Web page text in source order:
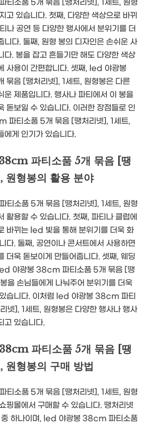
소품 5개 묶음 [땡처리넷], 1세트, 원형
고 있습니다. 첫째, 다양한 색상으로 바뀌
나 공연 등 다양한 행사에서 분위기를 더
니다. 둘째, 원형 봉의 디자인은 손쉬운 사
다. 봉을 잡고 흔들기만 해도 다양한 색상
사용이 간편합니다. 셋째, led 야광봉
음 [땡처리넷], 1세트, 원형봉은 다른
운 제품입니다. 행사나 파티에서 이 봉을
돋보일 수 있습니다. 이러한 장점들로 인
파티소품 5개 묶음 [땡처리넷], 1세트,
에게 인기가 있습니다.
파티소품 5개 묶음 [땡
원형봉의 활용 분야
소품 5개 묶음 [땡처리넷], 1세트, 원형
활용할 수 있습니다. 첫째, 파티나 클럽에
바뀌는 led 빛을 통해 분위기를 더욱 화
다. 둘째, 공연이나 콘서트에서 사용하면
더욱 돋보이게 만들어줍니다. 셋째, 웨딩
야광봉 38cm 파티소품 5개 묶음 [땡
을 손님들에게 나눠주어 분위기를 더욱
습니다. 이처럼 led 야광봉 38cm 파티
넷], 1세트, 원형봉은 다양한 행사나 행사
고 있습니다.
파티소품 5개 묶음 [땡
원형봉의 구매 방법
소품 5개 묶음 [땡처리넷], 1세트, 원형
핑몰에서 구매할 수 있습니다. 땡처리넷
중 하나이며, led 야광봉 38cm 파티소품